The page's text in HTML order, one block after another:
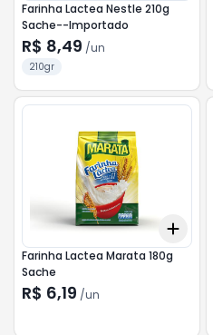
Farinha Lactea Nestle 210g
Sache--Importado
R$ 8,49 /un
210gr
Add
Farinha Lactea Marata 180g
Sache
R$ 6,19 /un